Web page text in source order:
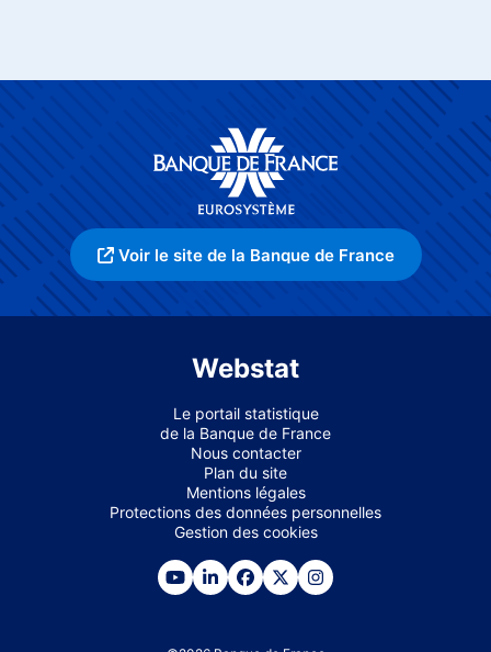
Voir le site de la Banque de France
Webstat
Le portail statistique
de la Banque de France
Nous contacter
Plan du site
Mentions légales
Protections des données personnelles
Gestion des cookies